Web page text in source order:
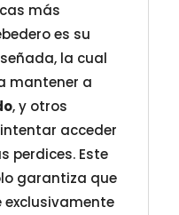
más
es su
la cual
mantener a
, y otros
acceder
perdices. Este
garantiza que